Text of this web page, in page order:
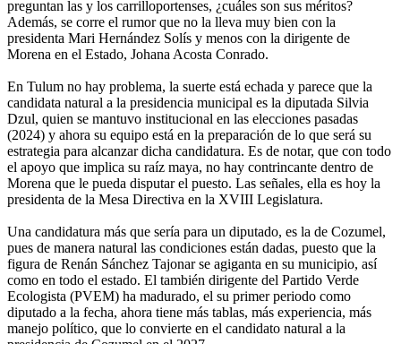
preguntan las y los carrilloportenses, ¿cuáles son sus méritos?
Además, se corre el rumor que no la lleva muy bien con la
presidenta Mari Hernández Solís y menos con la dirigente de
Morena en el Estado, Johana Acosta Conrado.
En Tulum no hay problema, la suerte está echada y parece que la
candidata natural a la presidencia municipal es la diputada Silvia
Dzul, quien se mantuvo institucional en las elecciones pasadas
(2024) y ahora su equipo está en la preparación de lo que será su
estrategia para alcanzar dicha candidatura. Es de notar, que con todo
el apoyo que implica su raíz maya, no hay contrincante dentro de
Morena que le pueda disputar el puesto. Las señales, ella es hoy la
presidenta de la Mesa Directiva en la XVIII Legislatura.
Una candidatura más que sería para un diputado, es la de Cozumel,
pues de manera natural las condiciones están dadas, puesto que la
figura de Renán Sánchez Tajonar se agiganta en su municipio, así
como en todo el estado. El también dirigente del Partido Verde
Ecologista (PVEM) ha madurado, el su primer periodo como
diputado a la fecha, ahora tiene más tablas, más experiencia, más
manejo político, que lo convierte en el candidato natural a la